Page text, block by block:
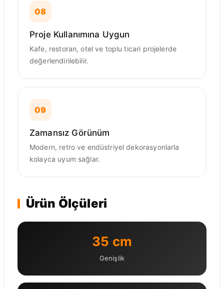
08
Proje Kullanımına Uygun
Kafe, restoran, otel ve toplu ticari projelerde
değerlendirilebilir.
09
Zamansız Görünüm
Modern, retro ve endüstriyel dekorasyonlarla
kolayca uyum sağlar.
Ürün Ölçüleri
35 cm
Genişlik